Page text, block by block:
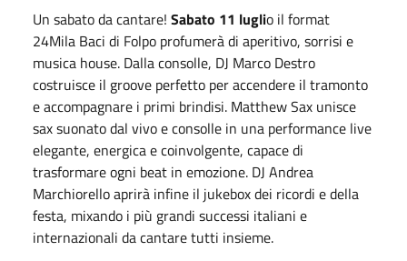
Un sabato da cantare! Sabato 11 luglio il format
24Mila Baci di Folpo profumerà di aperitivo, sorrisi e
musica house. Dalla consolle, DJ Marco Destro
costruisce il groove perfetto per accendere il tramonto
e accompagnare i primi brindisi. Matthew Sax unisce
sax suonato dal vivo e consolle in una performance live
elegante, energica e coinvolgente, capace di
trasformare ogni beat in emozione. DJ Andrea
Marchiorello aprirà infine il jukebox dei ricordi e della
festa, mixando i più grandi successi italiani e
internazionali da cantare tutti insieme.